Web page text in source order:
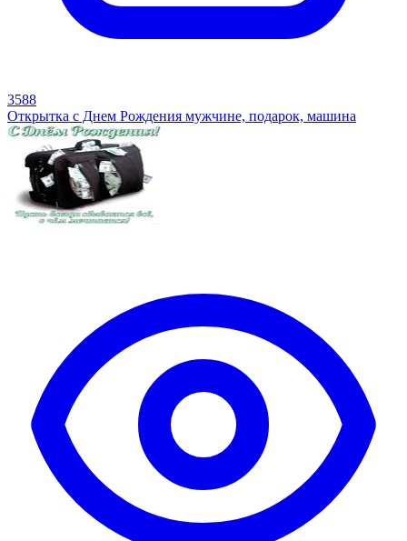
3588
Открытка с Днем Рождения мужчине, подарок, машина